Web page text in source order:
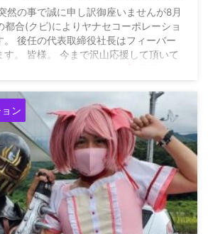
然の事で誠に申し訳御座いませんが8月
都合(クビ)によりヤナセコーポレーショ
。 後任の代表取締役社長はフィーバー
す。 皆様。 今まで沢山応援して頂いて
1, 2021
ン